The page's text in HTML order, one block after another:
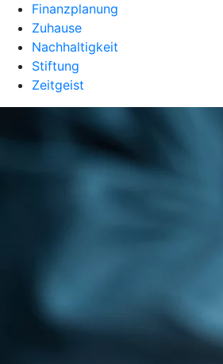
Finanzplanung
Zuhause
Nachhaltigkeit
Stiftung
Zeitgeist